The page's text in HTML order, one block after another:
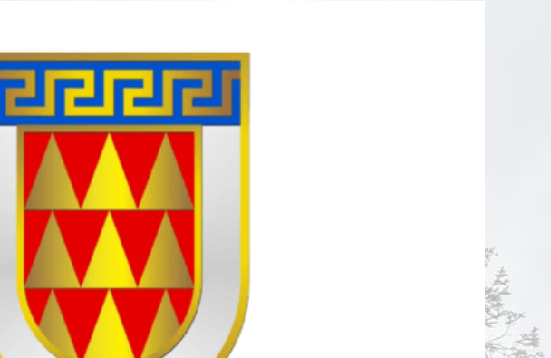
ИНТЕРВЈУ СО КАНДИДАТИ
ЗА НАДЗОРЕН ОДБОР КОИ
ПРОДОЛЖУВААТ ВО ВТОРА
ФАЗА ЈКП ВОДОВОД
August 4, 2026